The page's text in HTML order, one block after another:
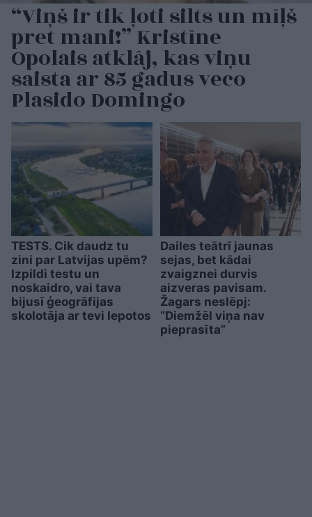
“Viņš ir tik ļoti silts un mīļš
pret mani!” Kristīne
Opolais atklāj, kas viņu
saista ar 85 gadus veco
Plasido Domingo
TESTS. Cik daudz tu
zini par Latvijas upēm?
Izpildi testu un
noskaidro, vai tava
bijusī ģeogrāfijas
skolotāja ar tevi lepotos
Dailes teātrī jaunas
sejas, bet kādai
zvaigznei durvis
aizveras pavisam.
Žagars neslēpj:
“Diemžēl viņa nav
pieprasīta”